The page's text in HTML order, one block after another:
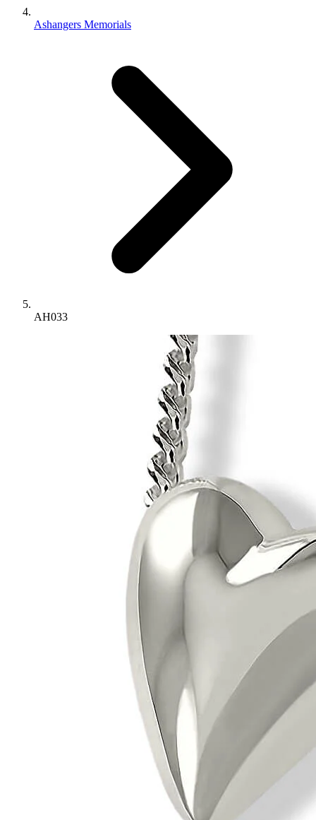
Ashangers Memorials
AH033